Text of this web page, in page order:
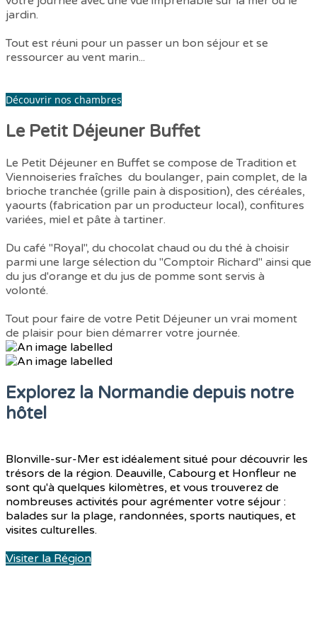
jardin.
Tout est réuni pour un passer un bon séjour et se
ressourcer au vent marin...
Découvrir nos chambres
Le Petit Déjeuner Buffet
Le Petit Déjeuner en Buffet se compose de Tradition et
Viennoiseries fraîches du boulanger, pain complet, de la
brioche tranchée (grille pain à disposition), des céréales,
yaourts (fabrication par un producteur local), confitures
variées, miel et pâte à tartiner.
Du café "Royal", du chocolat chaud ou du thé à choisir
parmi une large sélection du "Comptoir Richard" ainsi que
du jus d'orange et du jus de pomme sont servis à
volonté.
Tout pour faire de votre Petit Déjeuner un vrai moment
de plaisir pour bien démarrer votre journée.
Explorez la Normandie depuis notre
hôtel
Blonville-sur-Mer est idéalement situé pour découvrir les
trésors de la région. Deauville, Cabourg et Honfleur ne
sont qu'à quelques kilomètres, et vous trouverez de
nombreuses activités pour agrémenter votre séjour :
balades sur la plage, randonnées, sports nautiques, et
visites culturelles.
Visiter la Région